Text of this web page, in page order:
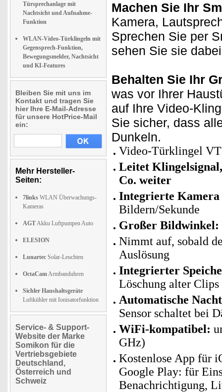
Türsprechanlage mit
Nachtsicht und Aufnahme-
Funktion
WLAN-Video-Türklingeln mit
Gegensprech-Funktion,
Bewegungsmelder, Nachtsicht
und KI-Features
Bleiben Sie mit uns im
Kontakt und tragen Sie
hier Ihre E-Mail-Adresse
für unsere HotPrice-Mail
ein:
Mehr Hersteller-
Seiten:
7links WLAN Überwachungs-
Kameras
AGTAkku Luftpumpen Auto
ELESION
Lunartec Solar-Leuchten
OctaCamArmbanduhren
Sichler Haushaltsgeräte
Luftkühler mit Ionisatorfunktion
Service- & Support-
Website der Marke
Somikon für die
Vertriebsgebiete
Deutschland,
Österreich und
Schweiz
Machen Sie Ihr
Kamera,
Sprechen Sie per
sehen Sie sie
Behalten Sie Ihr
was vor Ihrer
auf Ihre Video-
Sie sicher, dass
Dunkeln.
Video-Türklingel
Leitet
Co. weiter
Integrierte
Bildern/Sekunde
Großer Bildwinkel:
Nimmt auf, sobald
Auslösung
Integrierter
Löschung alter
Automatische
Sensor schaltet bei
WiFi-kompatibel:
GHz)
Kostenlose App für
Google Play: für
Benachrichtigung,